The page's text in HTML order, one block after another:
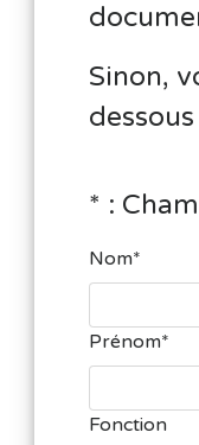
Sinon,
* :
Nom
Prénom
Fonction